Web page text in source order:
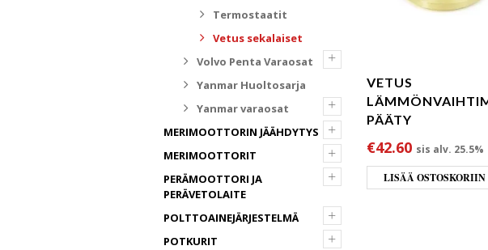
Termostaatit
Vetus sekalaiset
+
Volvo Penta Varaosat
Yanmar Huoltosarja
+
Yanmar varaosat
+
MERIMOOTTORIN JÄÄHDYTYS
+
MERIMOOTTORIT
+
PERÄMOOTTORI JA
PERÄVETOLAITE
+
POLTTOAINEJÄRJESTELMÄ
+
POTKURIT
VETUS
PÄÄTY
€42.60 sis alv. 25.5%
LISÄÄ OSTOSKORIIN